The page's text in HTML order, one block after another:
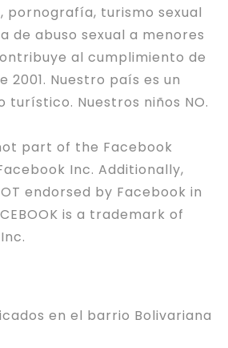
pornografía, turismo sexual
de abuso sexual a menores
al cumplimiento de
2001. Nuestro país es un
turístico. Nuestros niños NO.
part of the Facebook
Inc. Additionally,
endorsed by Facebook in
is a trademark of
en el barrio Bolivariana